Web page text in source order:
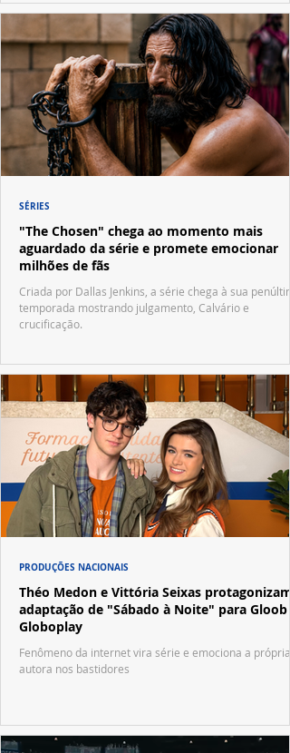
"The Chosen" chega ao momento mais
aguardado da série e promete emocionar
milhões de fãs
Criada por Dallas Jenkins, a série chega à sua
temporada mostrando julgamento, Calvário e
crucificação.
SÉRIES
Théo Medon e Vittória Seixas protagonizam
adaptação de "Sábado à Noite" para Gloob e
Globoplay
Fenômeno da internet vira série e emociona a própria
autora nos bastidores
PRODUÇÕES NACIONAIS